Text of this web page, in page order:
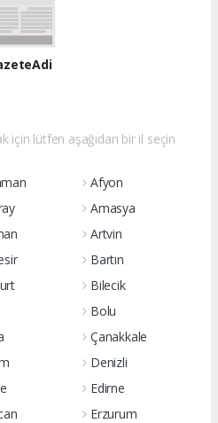
için lütfen aşağıdan bir il seçin
Afyon
Amasya
Artvin
Bartın
Bilecik
Bolu
Çanakkale
Denizli
Edirne
Erzurum